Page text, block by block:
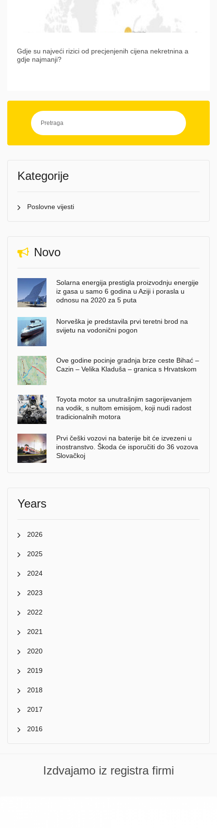
Gdje su najveći rizici od precjenjenih cijena nekretnina a
gdje najmanji?
Kategorije
Poslovne vijesti
Novo
Solarna energija prestigla proizvodnju energije
iz gasa u samo 6 godina u Aziji i porasla u
odnosu na 2020 za 5 puta
Norveška je predstavila prvi teretni brod na
svijetu na vodonični pogon
Ove godine pocinje gradnja brze ceste Bihać –
Cazin – Velika Kladuša – granica s Hrvatskom
Toyota motor sa unutrašnjim sagorijevanjem
na vodik, s nultom emisijom, koji nudi radost
tradicionalnih motora
Prvi češki vozovi na baterije bit će izvezeni u
inostranstvo. Škoda će isporučiti do 36 vozova
Slovačkoj
Years
2026
2025
2024
2023
2022
2021
2020
2019
2018
2017
2016
Izdvajamo iz registra firmi